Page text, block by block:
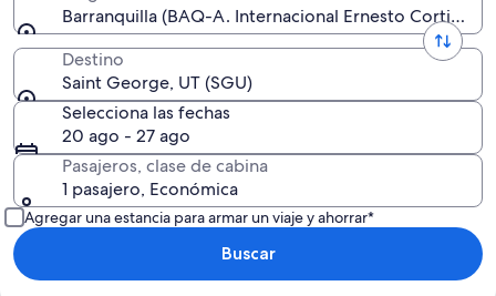
Barranquilla (BAQ-A. Internacional Ernesto Cortissoz)
Destino
Saint George, UT (SGU)
Selecciona las fechas
20 ago - 27 ago
Pasajeros, clase de cabina
1 pasajero, Económica
Agregar una estancia para armar un viaje y ahorrar*
Buscar